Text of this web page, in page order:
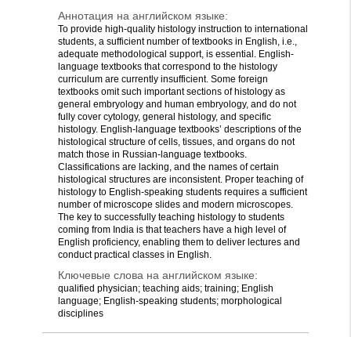
Аннотация на английском языке:
To provide high-quality histology instruction to international
students, a sufficient number of textbooks in English, i.e.,
adequate methodological support, is essential. English-
language textbooks that correspond to the histology
curriculum are currently insufficient. Some foreign
textbooks omit such important sections of histology as
general embryology and human embryology, and do not
fully cover cytology, general histology, and specific
histology. English-language textbooks’ descriptions of the
histological structure of cells, tissues, and organs do not
match those in Russian-language textbooks.
Classifications are lacking, and the names of certain
histological structures are inconsistent. Proper teaching of
histology to English-speaking students requires a sufficient
number of microscope slides and modern microscopes.
The key to successfully teaching histology to students
coming from India is that teachers have a high level of
English proficiency, enabling them to deliver lectures and
conduct practical classes in English.
Ключевые слова на английском языке:
qualified physician; teaching aids; training; English
language; English-speaking students; morphological
disciplines